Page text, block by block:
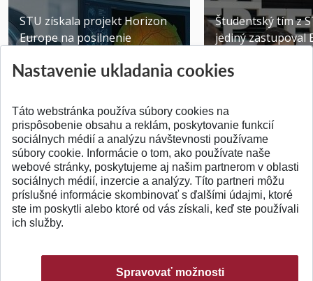
STU získala projekt Horizon
Europe na posilnenie
Publikované 31.07.2026
Študentský tím z
jediný zastupoval
Publikované
SPÄŤ NA VRCH
Nastavenie ukladania cookies
Táto webstránka používa súbory cookies na
prispôsobenie obsahu a reklám, poskytovanie funkcií
sociálnych médií a analýzu návštevnosti používame
súbory cookie. Informácie o tom, ako používate naše
webové stránky, poskytujeme aj našim partnerom v oblasti
sociálnych médií, inzercie a analýzy. Títo partneri môžu
príslušné informácie skombinovať s ďalšími údajmi, ktoré
ste im poskytli alebo ktoré od vás získali, keď ste používali
ich služby.
Spravovať možnosti